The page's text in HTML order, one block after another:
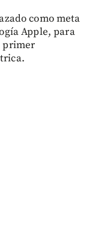
como meta
Apple, para
primer